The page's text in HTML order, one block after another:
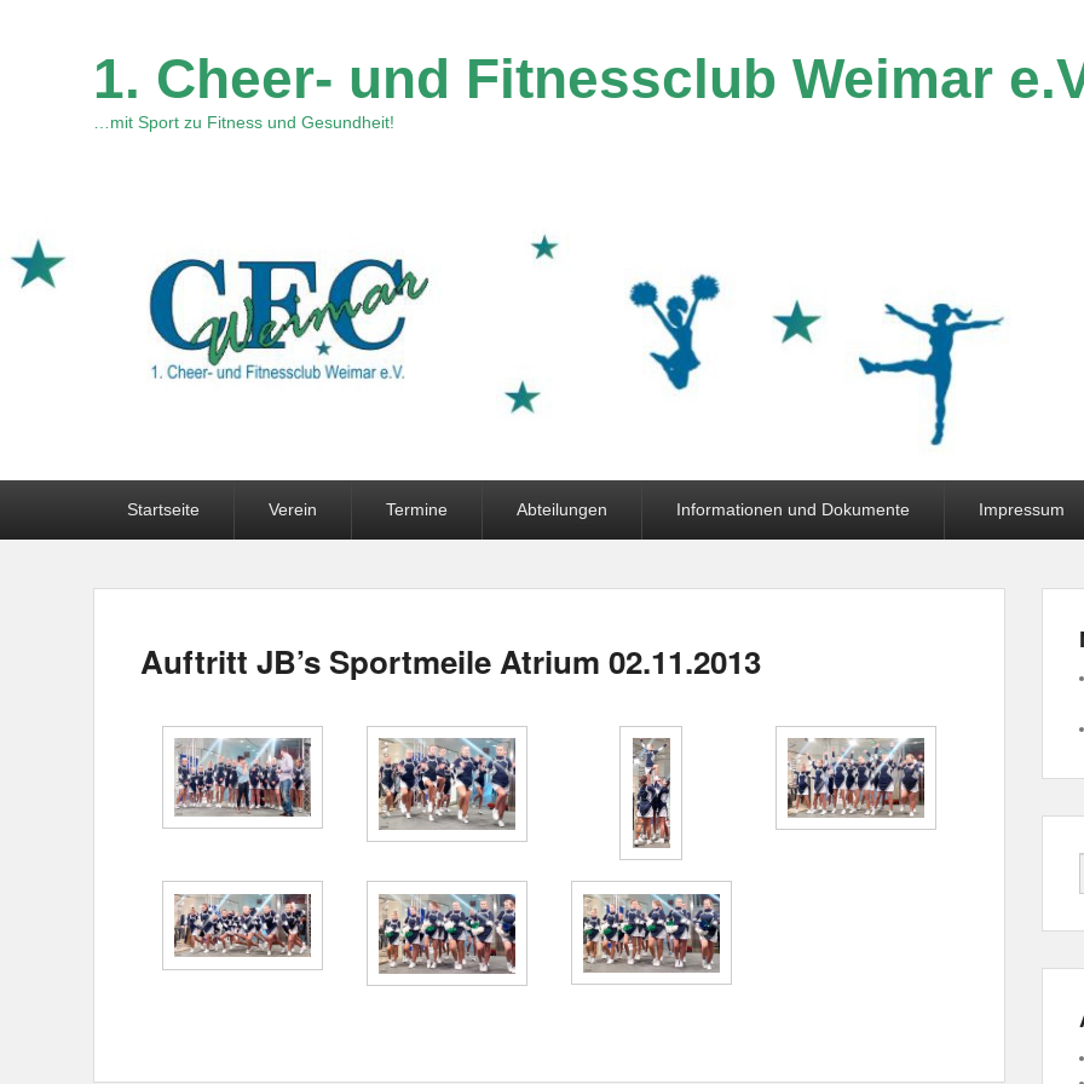
1. Cheer- und Fitnessclub Weimar
…mit Sport zu Fitness und Gesundheit!
Startseite Verein Termine Abteilungen Informationen und Dokumente Impressum
Auftritt JB’s Sportmeile Atrium 02.11.2013